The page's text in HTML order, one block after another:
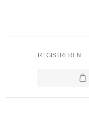
REGISTREREN